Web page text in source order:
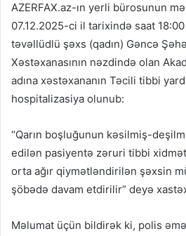
AZERFAX.az-ın yerli bürosunun
07.12.2025-ci il tarixində saat
təvəllüdlü şəxs (qadın) Gəncə
Xəstəxanasının nəzdində olan
adına xəstəxananın Təcili tibbi
hospitalizasiya olunub:
“Qarın boşluğunun kəsilmiş-
edilən pasiyentə zəruri tibbi
orta ağır qiymətləndirilən şəxsin
şöbədə davam etdirilir” deyə
Məlumat üçün bildirək ki, polis